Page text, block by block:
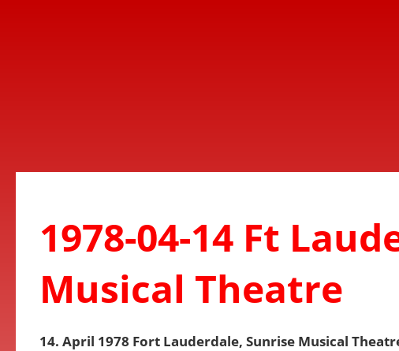
1978-04-14 Ft
Musical Theatre
14. April 1978 Fort Lauderdale, Sunrise Musical